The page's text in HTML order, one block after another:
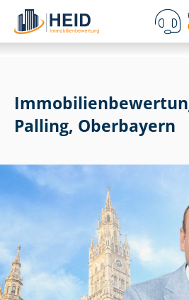
Palling, Oberbayern